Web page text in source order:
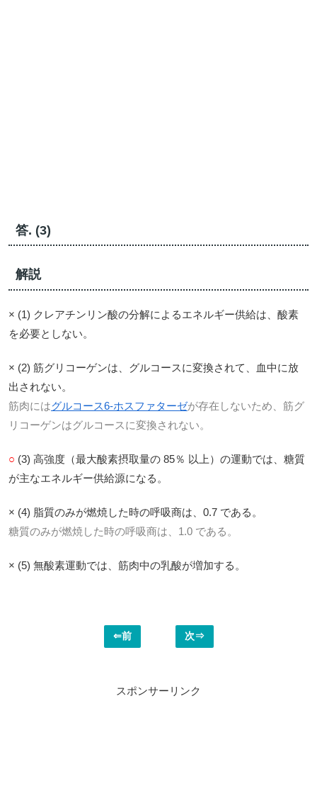
答. (3)
解説
× (1) クレアチンリン酸の分解によるエネルギー供給は、酸素
を必要としない。
× (2) 筋グリコーゲンは、グルコースに変換されて、血中に放
出されない。
筋肉にはグルコース6-ホスファターゼが存在しないため、筋グ
リコーゲンはグルコースに変換されない。
○ (3) 高強度（最大酸素摂取量の 85％ 以上）の運動では、糖質
が主なエネルギー供給源になる。
× (4) 脂質のみが燃焼した時の呼吸商は、0.7 である。
糖質のみが燃焼した時の呼吸商は、1.0 である。
× (5) 無酸素運動では、筋肉中の乳酸が増加する。
⇐前 次⇒
スポンサーリンク